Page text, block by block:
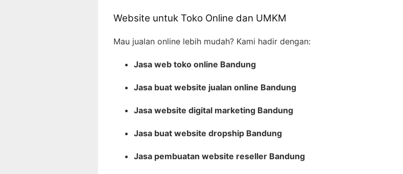
Website untuk Toko Online dan UMKM
Mau jualan online lebih mudah? Kami hadir dengan:
Jasa web toko online Bandung
Jasa buat website jualan online Bandung
Jasa website digital marketing Bandung
Jasa buat website dropship Bandung
Jasa pembuatan website reseller Bandung